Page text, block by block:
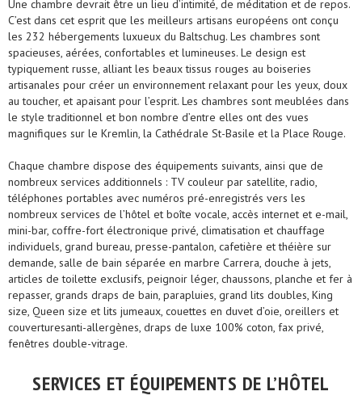
Une chambre devrait être un lieu d’intimité, de méditation et de repos.
C’est dans cet esprit que les meilleurs artisans européens ont conçu
les 232 hébergements luxueux du Baltschug. Les chambres sont
spacieuses, aérées, confortables et lumineuses. Le design est
typiquement russe, alliant les beaux tissus rouges au boiseries
artisanales pour créer un environnement relaxant pour les yeux, doux
au toucher, et apaisant pour l’esprit. Les chambres sont meublées dans
le style traditionnel et bon nombre d’entre elles ont des vues
magnifiques sur le Kremlin, la Cathédrale St-Basile et la Place Rouge.
Chaque chambre dispose des équipements suivants, ainsi que de
nombreux services additionnels : TV couleur par satellite, radio,
téléphones portables avec numéros pré-enregistrés vers les
nombreux services de l’hôtel et boîte vocale, accès internet et e-mail,
mini-bar, coffre-fort électronique privé, climatisation et chauffage
individuels, grand bureau, presse-pantalon, cafetière et théière sur
demande, salle de bain séparée en marbre Carrera, douche à jets,
articles de toilette exclusifs, peignoir léger, chaussons, planche et fer à
repasser, grands draps de bain, parapluies, grand lits doubles, King
size, Queen size et lits jumeaux, couettes en duvet d’oie, oreillers et
couverturesanti-allergènes, draps de luxe 100% coton, fax privé,
fenêtres double-vitrage.
SERVICES ET ÉQUIPEMENTS DE L’HÔTEL